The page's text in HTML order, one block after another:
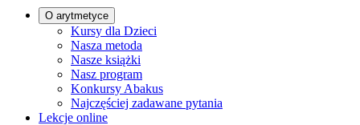
O arytmetyce
Kursy dla Dzieci
Nasza metoda
Nasze książki
Nasz program
Konkursy Abakus
Najczęściej zadawane pytania
Lekcje online